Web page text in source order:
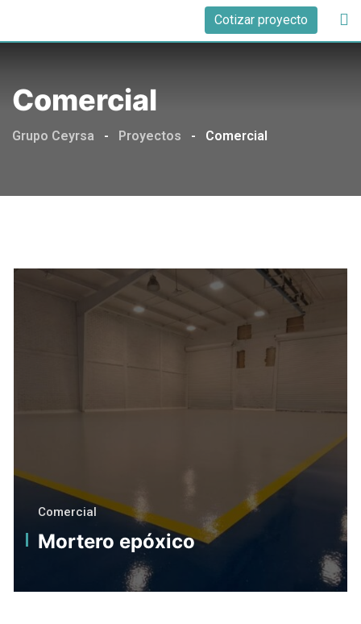
Cotizar proyecto
Comercial
Grupo Ceyrsa - Proyectos - Comercial
Comercial
Mortero epóxico